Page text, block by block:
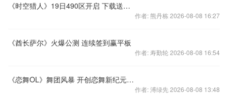
《时空猎人》19日490区开启 下载送神兽
作者: 熊丹栋 2026-08-08 16:27
《酋长萨尔》火爆公测 连续签到赢平板
作者: 寿勤轮 2026-08-08 16:54
《恋舞OL》舞团风暴 开创恋舞新纪元！（中）
作者: 溥绿先 2026-08-08 13:48